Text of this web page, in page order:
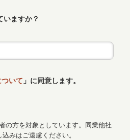
いますか？
いて 」に同意します。
の方を対象としています。同業他社
みはご遠慮ください。